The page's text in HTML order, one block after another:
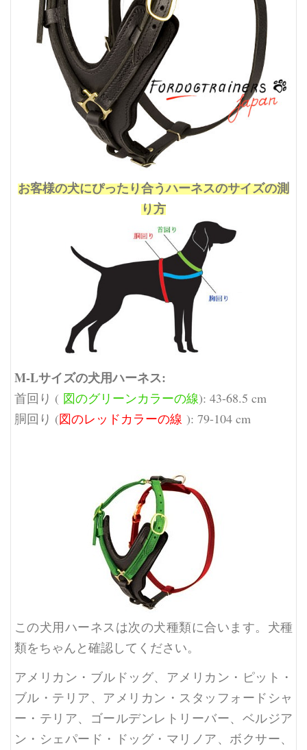
お客様の犬にぴったり合うハーネスのサイズの測
り方
M-Lサイズの犬用ハーネス:
首回り ( 図のグリーンカラーの線): 43-68.5 cm
胴回り (図のレッドカラーの線 ): 79-104 cm
この犬用ハーネスは次の犬種類に合います。犬種
類をちゃんと確認してください。
アメリカン・ブルドッグ、アメリカン・ピット・
ブル・テリア、アメリカン・スタッフォードシャ
ー・テリア、ゴールデンレトリーバー、ベルジア
ン・シェパード・ドッグ・マリノア、ボクサー、